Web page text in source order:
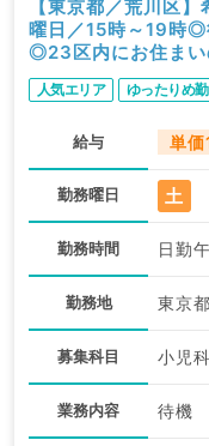
【東京都／荒川区
曜日／15時～19時◎
◎23区内にお住まい
（小児科・内科系／
人気エリア ゆったりめ
給与 単
勤務曜日 土
勤務時間 日勤
勤務地 東京
募集科目
業務内容 待機